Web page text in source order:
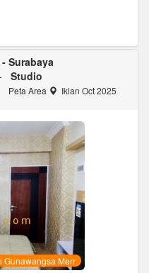
Surabaya
Studio
Peta Area Iklan Oct 2025
Gunawangsa Merr